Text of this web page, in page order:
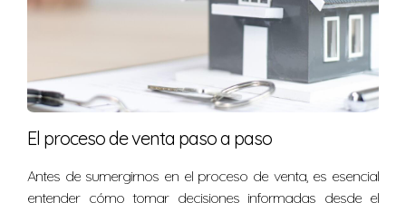
El proceso de venta paso a paso
Antes de sumergirnos en el proceso de venta, es esencial
entender cómo tomar decisiones informadas desde el